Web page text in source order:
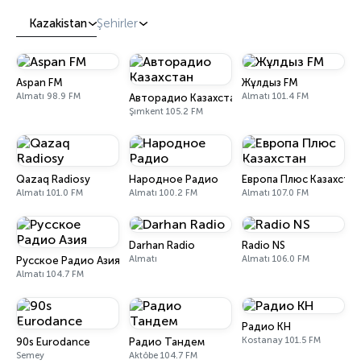
Kazakistan Şehirler
Aspan FM
Almatı 98.9 FM Авторадио Казахстан
Şımkent 105.2 FM
Жұлдыз FM
Almatı 101.4 FM
Qazaq Radiosy
Almatı 101.0 FM
Народное Радио
Almatı 100.2 FM
Европа Плюс Казахстан
Almatı 107.0 FM
Русское Радио Азия
Almatı 104.7 FM
Darhan Radio
Almatı
Radio NS
Almatı 106.0 FM
90s Eurodance
Semey
Радио Тандем
Aktöbe 104.7 FM
Радио КН
Kostanay 101.5 FM